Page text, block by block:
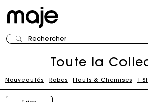
Rechercher
Toute la
Nouveautés Robes Hauts & Chemises T-